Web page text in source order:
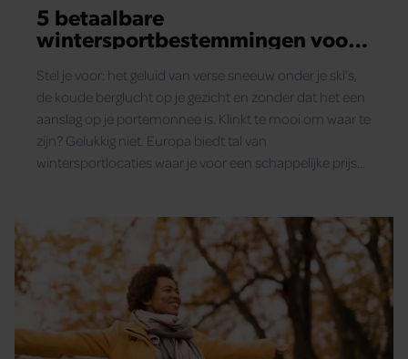
5 betaalbare
wintersportbestemmingen voor
Stel je voor: het geluid van verse sneeuw onder je ski’s,
de koude berglucht op je gezicht en zonder dat het een
aanslag op je portemonnee is. Klinkt te mooi om waar te
zijn? Gelukkig niet. Europa biedt tal van
wintersportlocaties waar je voor een schappelijke prijs